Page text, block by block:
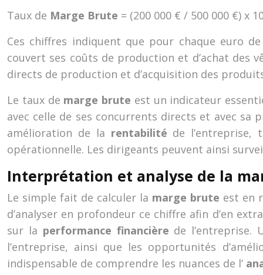
Taux de Marge Brute = (200 000 € / 500 000 €) x
Ces chiffres indiquent que pour chaque euro
couvert ses coûts de production et d’achat des
directs de production et d’acquisition des
Le taux de marge brute est un indicateur
avec celle de ses concurrents directs et avec
amélioration de la rentabilité de l’entreprise,
opérationnelle. Les dirigeants peuvent ainsi
Interprétation et analyse de la
Le simple fait de calculer la marge brute est en
d’analyser en profondeur ce chiffre afin d’en
sur la performance financière de l’entreprise.
l’entreprise, ainsi que les opportunités
indispensable de comprendre les nuances de l’